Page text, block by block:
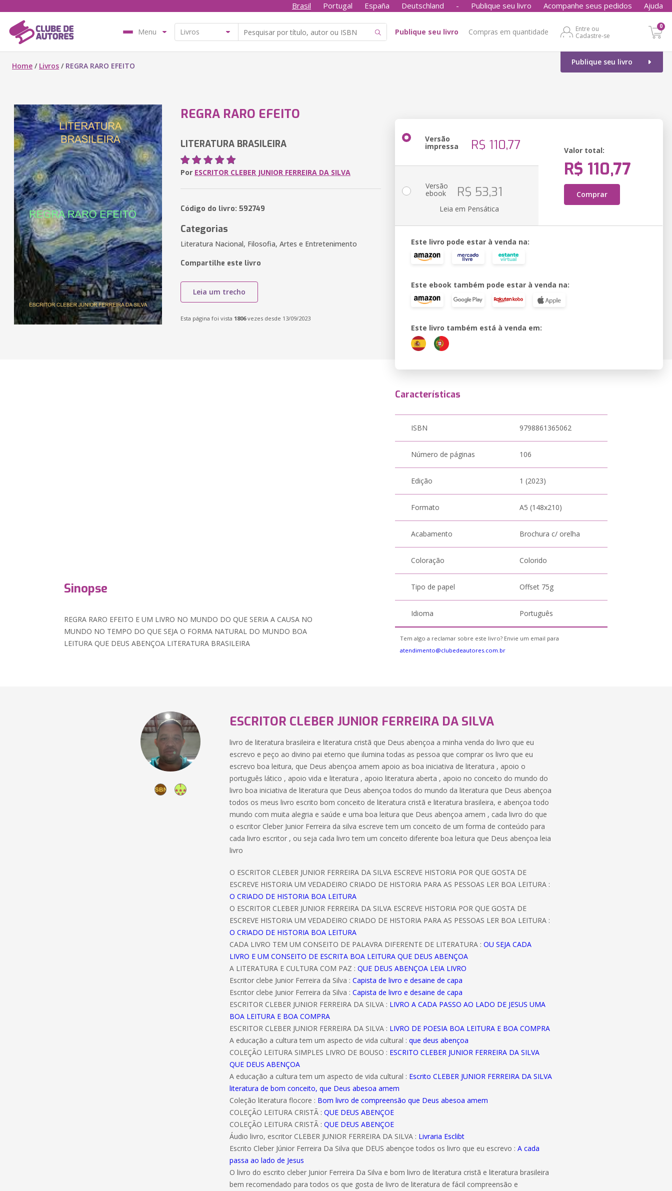
Brasil Portugal España Deutschland - Publique seu livro Acompanhe seus pedidos Ajuda
Menu Publique seu livro Compras em quantidade
Entre ou
Cadastre-se
0
Publique seu livro
Home / Livros / REGRA RARO EFEITO
REGRA RARO EFEITO
LITERATURA BRASILEIRA
Por ESCRITOR CLEBER JUNIOR FERREIRA DA SILVA
Código do livro: 592749
Categorias
Literatura Nacional, Filosofia, Artes e Entretenimento
Compartilhe este livro
Leia um trecho
Esta página foi vista 1806vezes desde 13/09/2023
Versão
impressa R$ 110,77 Valor total:
R$ 110,77
Comprar
Versão
ebook R$ 53,31
Leia em Pensática
Este livro pode estar à venda na:
Este ebook também pode estar à venda na:
Este livro também está à venda em:
Sinopse
REGRA RARO EFEITO E UM LIVRO NO MUNDO DO QUE SERIA A CAUSA NO
MUNDO NO TEMPO DO QUE SEJA O FORMA NATURAL DO MUNDO BOA
LEITURA QUE DEUS ABENÇOA LITERATURA BRASILEIRA
Características
ISBN 9798861365062
Número de páginas 106
Edição 1 (2023)
Formato A5 (148x210)
Acabamento Brochura c/ orelha
Coloração Colorido
Tipo de papel Offset 75g
Idioma Português
Tem algo a reclamar sobre este livro? Envie um email para
atendimento@clubedeautores.com.br
ESCRITOR CLEBER JUNIOR FERREIRA DA SILVA
livro de literatura brasileira e literatura cristã que Deus abençoa a minha venda do livro que eu
escrevo e peço ao divino pai eterno que ilumina todas as pessoa que comprar os livro que eu
escrevo boa leitura, que Deus abençoa amem apoio as boa iniciativa de literatura , apoio o
português lático , apoio vida e literatura , apoio literatura aberta , apoio no conceito do mundo do
livro boa iniciativa de literatura que Deus abençoa todos do mundo da literatura que Deus abençoa
todos os meus livro escrito bom conceito de literatura cristã e literatura brasileira, e abençoa todo
mundo com muita alegria e saúde e uma boa leitura que Deus abençoa amem , cada livro do que
o escritor Cleber Junior Ferreira da silva escreve tem um conceito de um forma de conteúdo para
cada livro escritor , ou seja cada livro tem um conceito diferente boa leitura que Deus abençoa leia
livro
O ESCRITOR CLEBER JUNIOR FERREIRA DA SILVA ESCREVE HISTORIA POR QUE GOSTA DE
ESCREVE HISTORIA UM VEDADEIRO CRIADO DE HISTORIA PARA AS PESSOAS LER BOA LEITURA :
O CRIADO DE HISTORIA BOA LEITURA
O ESCRITOR CLEBER JUNIOR FERREIRA DA SILVA ESCREVE HISTORIA POR QUE GOSTA DE
ESCREVE HISTORIA UM VEDADEIRO CRIADO DE HISTORIA PARA AS PESSOAS LER BOA LEITURA :
O CRIADO DE HISTORIA BOA LEITURA
CADA LIVRO TEM UM CONSEITO DE PALAVRA DIFERENTE DE LITERATURA :OU SEJA CADA
LIVRO E UM CONSEITO DE ESCRITA BOA LEITURA QUE DEUS ABENÇOA
A LITERATURA E CULTURA COM PAZ :QUE DEUS ABENÇOA LEIA LIVRO
Escritor clebe Junior Ferreira da Silva :Capista de livro e desaine de capa
Escritor clebe Junior Ferreira da Silva :Capista de livro e desaine de capa
ESCRITOR CLEBER JUNIOR FERREIRA DA SILVA : LIVRO A CADA PASSO AO LADO DE JESUS UMA
BOA LEITURA E BOA COMPRA
ESCRITOR CLEBER JUNIOR FERREIRA DA SILVA : LIVRO DE POESIA BOA LEITURA E BOA COMPRA
A educação a cultura tem um aspecto de vida cultural :que deus abençoa
COLEÇÃO LEITURA SIMPLES LIVRO DE BOUSO : ESCRITO CLEBER JUNIOR FERREIRA DA SILVA
QUE DEUS ABENÇOA
A educação a cultura tem um aspecto de vida cultural : Escrito CLEBER JUNIOR FERREIRA DA SILVA
literatura de bom conceito, que Deus abesoa amem
Coleção literatura flocore : Bom livro de compreensão que Deus abesoa amem
COLEÇÃO LEITURA CRISTÃ :QUE DEUS ABENÇOE
COLEÇÃO LEITURA CRISTÃ :QUE DEUS ABENÇOE
Áudio livro, escritor CLEBER JUNIOR FERREIRA DA SILVA : Livraria Esclibt
Escrito Cleber Júnior Ferreira Da Silva que DEUS abençoe todos os livro que eu escrevo :A cada
passa ao lado de Jesus
O livro do escrito cleber Junior Ferreira Da Silva e bom livro de literatura cristã e literatura brasileira
bem recomendado para todos os que gosta de livro de literatura de fácil compreensão e